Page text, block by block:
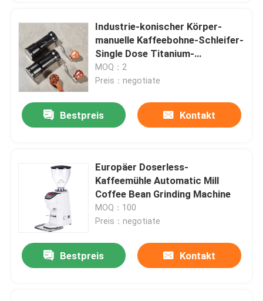
Produkte
VR Show
Über uns
Industrie-konischer Körper-
manuelle Kaffeebohne-Schleifer-
Single Dose Titanium-
Beschichtung
MOQ：2
Preis：negotiate
Bestpreis Kontakt
Europäer Doserless-
Kaffeemühle Automatic Mill
Coffee Bean Grinding Machine
MOQ：100
Preis：negotiate
Bestpreis Kontakt